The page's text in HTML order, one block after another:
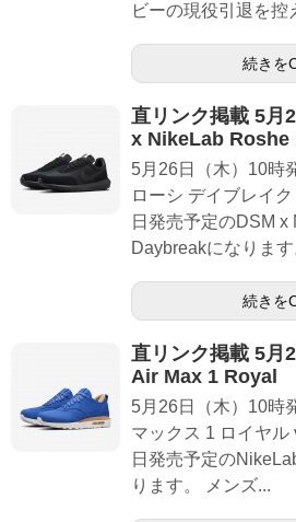
ビーの現役引退を控
続きを
直リンク掲載 5月
x NikeLab Roshe
5月26日（木）10時
ローシ デイブレイ
日発売予定のDSM
Daybreakになります
続きを
直リンク掲載 5月
Air Max 1 Royal
5月26日（木）10時
マックス 1 ロイヤ
日発売予定の
ります。 メンズ...